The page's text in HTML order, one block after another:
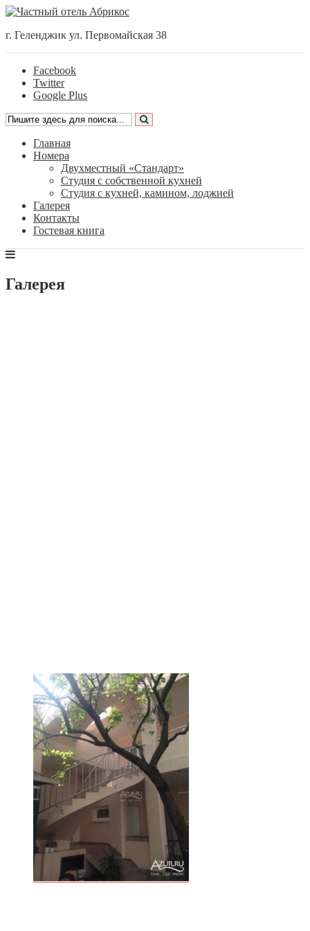
г. Геленджик ул. Первомайская 38
Facebook
Twitter
Google Plus
Главная
Номера
Двухместный «Стандарт»
Студия с собственной кухней
Студия с кухней, камином, лоджией
Галерея
Контакты
Гостевая книга
Галерея